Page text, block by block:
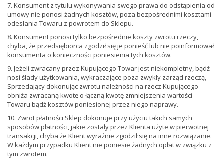
7. Konsument z tytułu wykonywania swego prawa do odstąpienia od
umowy nie ponosi żadnych kosztów, poza bezpośrednimi kosztami
odesłania Towaru z powrotem do Sklepu.
8. Konsument ponosi tylko bezpośrednie koszty zwrotu rzeczy,
chyba, że przedsiębiorca zgodził się je ponieść lub nie poinformował
konsumenta o konieczności poniesienia tych kosztów.
9. Jeżeli zwracany przez Kupującego Towar jest niekompletny, bądź
nosi ślady użytkowania, wykraczające poza zwykły zarząd rzeczą,
Sprzedający dokonując zwrotu należności na rzecz Kupującego
obniża zwracaną kwotę o łączną kwotę zmniejszenia wartości
Towaru bądź kosztów poniesionej przez niego naprawy.
10. Zwrot płatności Sklep dokonuje przy użyciu takich samych
sposobów płatności, jakie zostały przez Klienta użyte w pierwotnej
transakcji, chyba że Klient wyraźnie zgodził się na inne rozwiązanie.
W każdym przypadku Klient nie poniesie żadnych opłat w związku z
tym zwrotem.